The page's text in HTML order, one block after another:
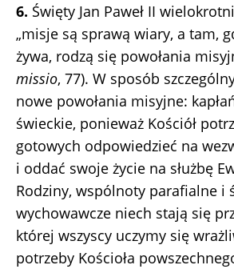
6. Święty Jan Paweł II
„misje są sprawą wiary, a tam,
żywa, rodzą się powołania
missio, 77). W sposób
nowe powołania misyjne:
świeckie, ponieważ Kościół
gotowych odpowiedzieć na
i oddać swoje życie na służbę
Rodziny, wspólnoty parafialne i
wychowawcze niech stają się
której wszyscy uczymy się
potrzeby Kościoła